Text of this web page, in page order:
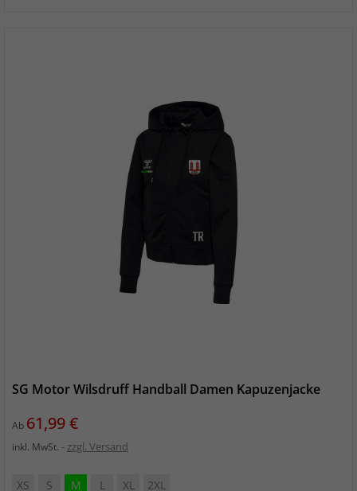
SG Motor Wilsdruff Handball Damen Kapuzenjacke
Ab Preis
61,99 €
inkl. MwSt. zzgl. Versand
XS S M L XL 2XL